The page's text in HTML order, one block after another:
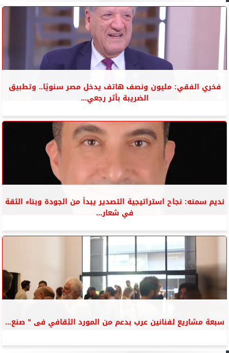
فخري الفقي: مليون ونصف هاتف يدخل مصر سنويًا.. وتطبيق
الضريبة بأثر رجعي...
نديم سمنه: نجاح استراتيجية التصدير يبدأ من الجودة وبناء الثقة
في شعار...
سبعة مشاريع لفنانين عرب بدعم من المورد الثقافي فى ” صنع...